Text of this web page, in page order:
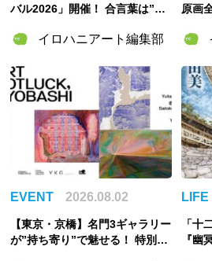
バル2026」開催！ 合言葉は”明
特別な2週間
イロハニアート編集部
原画
6」8
EVENT 2026.08.02
【東京・京橋】名門3ギャラリー
が”持ち寄り”で魅せる！ 特別企
LIFE
「十
『幽